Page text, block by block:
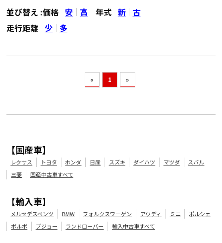
並び替え :価格 安 高 年式 新 古
走行距離 少 多
« 1 »
【国産車】
レクサス トヨタ ホンダ 日産 スズキ ダイハツ マツダ
スバル
三菱
国産中古車すべて
【輸入車】
メルセデスベンツ BMW フォルクスワーゲン アウディ ミニ
ポルシェ
ボルボ
プジョー ランドローバー 輸入中古車すべて